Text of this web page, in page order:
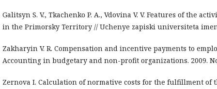
Galitsyn S. V., Tkachenko P. A., Vdovina V. V. Features of the
in the Primorsky Territory // Uchenye zapiski universiteta imeni
Zakharyin V. R. Compensation and incentive payments to
Accounting in budgetary and non-profit organizations. 2009.
Zernova I. Calculation of normative costs for the fulfillment of